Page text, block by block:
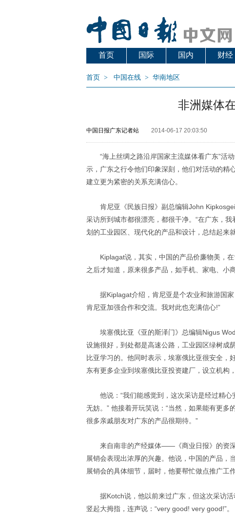
首页 国际 国内 财经
首页 > 中国在线 > 华南地区
非洲媒体
中国日报广东记者站 2014-06-17 20:03:50
“海上丝绸之路沿岸国家主流媒体看广东”活
示，广东之行令他们印象深刻，他们对活动的精
建立更为紧密的关系充满信心。
肯尼亚《民族日报》副总编辑John
采访所到城市都很漂亮，都很干净。“在广东，
划的工业园区、现代化的产品和设计，总结起来就
Kiplagat说，其实，中国的产品价廉物美，
之后才知道，原来很多产品，如手机、家电、小
据Kiplagat介绍，肯尼亚是个农业和旅游国
肯尼亚加强合作和交流。我对此也充满信心!”
埃塞俄比亚《亚的斯泽门》总编辑Nigus
设施很好，到处都是高速公路，工业园区绿树成
比亚学习的。他同时表示，埃塞俄比亚很安全，
东有更多企业到埃塞俄比亚投资建厂，设立机构
他说：“我们能感觉到，这次采访是经过精
无妨。” 他接着开玩笑说：“当然，如果能有更
很多亲戚朋友对广东的产品很期待。”
来自南非的产经媒体——《商业日报》的资
展销会表现出浓厚的兴趣。他说，中国的产品，
展销会的具体细节，届时，他要帮忙做点推广工作
据Kotch说，他以前来过广东，但这次采访
竖起大拇指，连声说：“very good! very good!”。